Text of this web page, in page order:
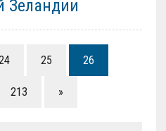
Зеландии
25 26
213 »